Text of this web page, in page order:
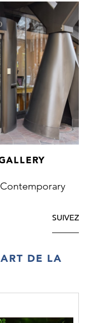
SUIVEZ
DE LA